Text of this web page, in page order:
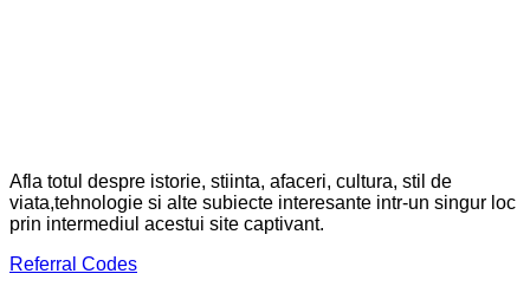
Afla totul despre istorie, stiinta, afaceri, cultura, stil de
viata,tehnologie si alte subiecte interesante intr-un singur loc
prin intermediul acestui site captivant.
Referral Codes